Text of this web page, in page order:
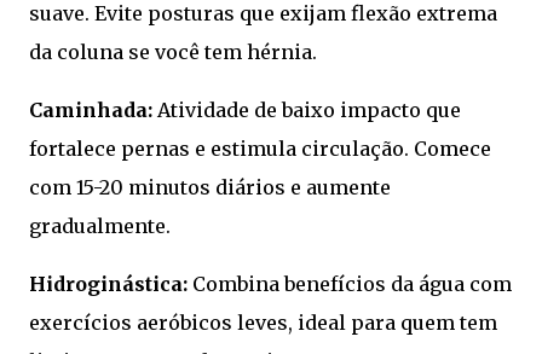
suave. Evite posturas que exijam flexão extrema
da coluna se você tem hérnia.
Caminhada: Atividade de baixo impacto que
fortalece pernas e estimula circulação. Comece
com 15-20 minutos diários e aumente
gradualmente.
Hidroginástica: Combina benefícios da água com
exercícios aeróbicos leves, ideal para quem tem